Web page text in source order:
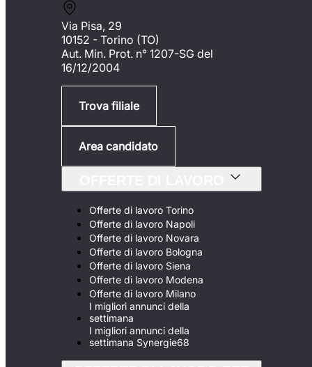
Via Pisa, 29
10152 - Torino (TO)
Aut. Min. Prot. n° 1207-SG del
16/12/2004
Trova filiale
Area candidato
Offerte di lavoro Torino
Offerte di lavoro Napoli
Offerte di lavoro Novara
Offerte di lavoro Bologna
Offerte di lavoro Siena
Offerte di lavoro Modena
Offerte di lavoro Milano
I migliori annunci della
settimana
I migliori annunci della
settimana Synergie68